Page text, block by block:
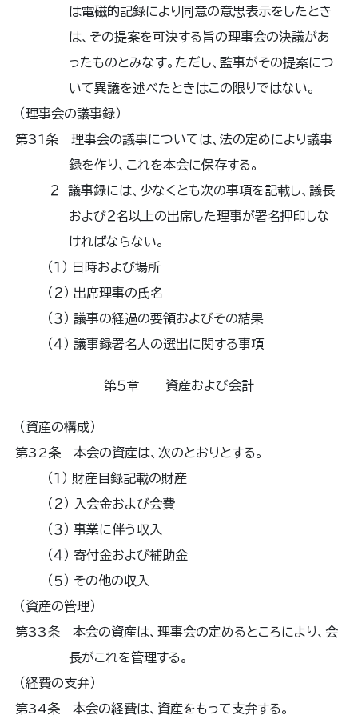
は電磁的記録により同意の意思表示をしたとき
は、その提案を可決する旨の理事会の決議があ
ったものとみなす。ただし、監事がその提案につ
いて異議を述べたときはこの限りではない。
（理事会の議事録）
第31条 理事会の議事については、法の定めにより議事
録を作り、これを本会に保存する。
２ 議事録には、少なくとも次の事項を記載し、議長
および２名以上の出席した理事が署名押印しな
ければならない。
（１） 日時および場所
（２） 出席理事の氏名
（３） 議事の経過の要領およびその結果
（４） 議事録署名人の選出に関する事項
第５章 資産および会計
（資産の構成）
第32条 本会の資産は、次のとおりとする。
（１） 財産目録記載の財産
（２） 入会金および会費
（３） 事業に伴う収入
（４） 寄付金および補助金
（５） その他の収入
（資産の管理）
第33条 本会の資産は、理事会の定めるところにより、会
長がこれを管理する。
（経費の支弁）
第34条 本会の経費は、資産をもって支弁する。